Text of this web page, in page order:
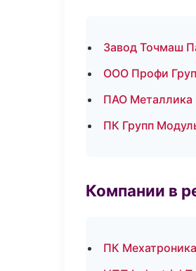
Завод Точмаш
ООО Профи
ПАО
ПК Групп
Компании в
ПК